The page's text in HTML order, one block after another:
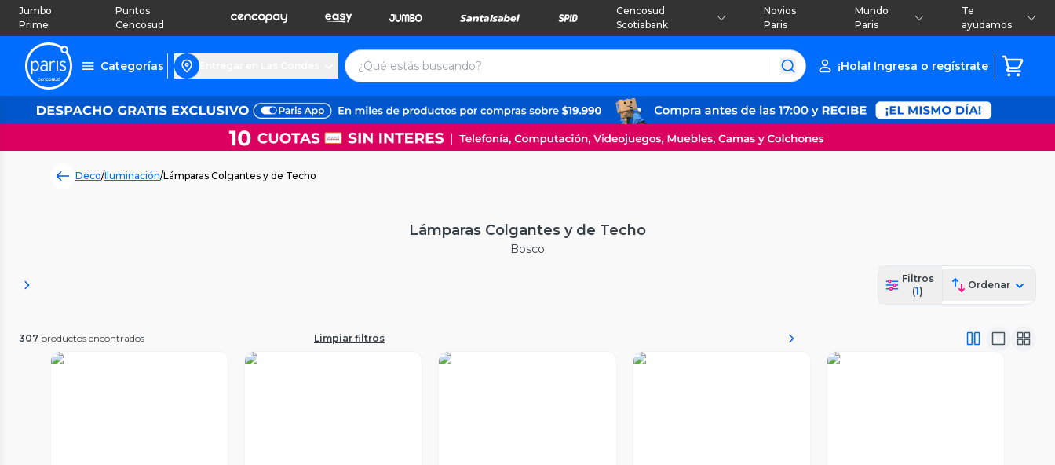
Jumbo
Prime
Puntos
Cencosud
Cencosud
Scotiabank
Novios
Paris
Mundo
Paris
Te
ayudamos
Categorías ¡Hola! Ingresa o regístrate
Deco/Iluminación/Lámparas Colgantes y de Techo
Lámparas Colgantes y de Techo
Bosco
Filtros
(1)
Ordenar
307 productos encontrados Limpiar filtros